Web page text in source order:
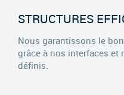
STRUCTURES
Nous garantissons le
grâce à nos interfaces et
définis.